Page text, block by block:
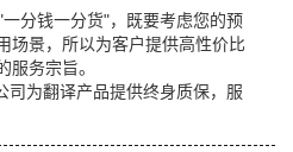
分钱一分货"，既要考虑您的预
场景，所以为客户提供高性价比
服务宗旨。
为翻译产品提供终身质保，服